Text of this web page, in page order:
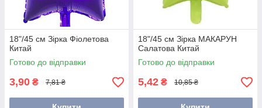
18"/45 см Зірка Фіолетова
Китай
Готово до відправки
3,90 ₴ 7,81 ₴
18"/45 см Зірка МАКАРУН
Салатова Китай
Готово до відправки
5,42 ₴ 10,85 ₴